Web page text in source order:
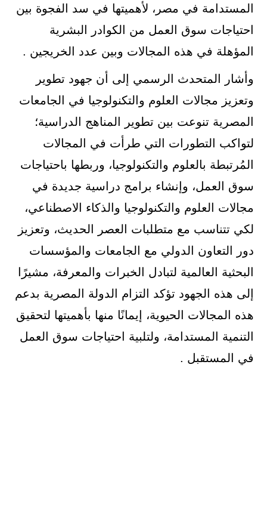
المستدامة في مصر، لأهميتها في سد الفجوة بين
احتياجات سوق العمل من الكوادر البشرية
المؤهلة في هذه المجالات وبين عدد الخريجين .
وأشار المتحدث الرسمي إلى أن جهود تطوير
وتعزيز مجالات العلوم والتكنولوجيا في الجامعات
المصرية تنوعت بين تطوير المناهج الدراسية؛
لتواكب التطورات التي طرأت في المجالات
المُرتبطة بالعلوم والتكنولوجيا، وربطها باحتياجات
سوق العمل، وإنشاء برامج دراسية جديدة في
مجالات العلوم والتكنولوجيا والذكاء الاصطناعي،
لكي تتناسب مع متطلبات العصر الحديث، وتعزيز
دور التعاون الدولي مع الجامعات والمؤسسات
البحثية العالمية لتبادل الخبرات والمعرفة، مشيرًا
إلى هذه الجهود تؤكد التزام الدولة المصرية بدعم
هذه المجالات الحيوية، إيمانًا منها بأهميتها لتحقيق
التنمية المستدامة، ولتلبية احتياجات سوق العمل
في المستقبل .